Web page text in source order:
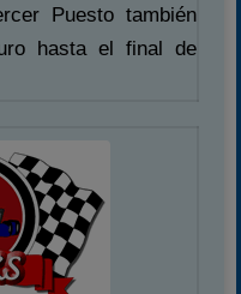
Puesto también
hasta el final de